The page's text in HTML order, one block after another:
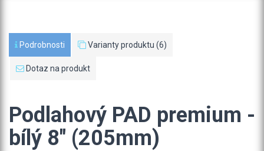
Podrobnosti Varianty produktu (6)
Dotaz na produkt
Podlahový PAD premium -
bílý 8" (205mm)